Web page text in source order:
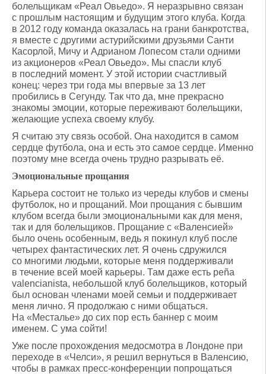
болельщикам «Реал Овьедо». Я неразрывно связан
с прошлым настоящим и будущим этого клуба. Когда
в 2012 году команда оказалась на грани банкротства,
я вместе с другими астурийскими друзьями Санти
Касорлой, Мичу и Адрианом Лопесом стали одними
из акционеров «Реал Овьедо». Мы спасли клуб
в последний момент. У этой истории счастливый
конец: через три года мы впервые за 13 лет
пробились в Сегунду. Так что да, мне прекрасно
знакомы эмоции, которые переживают болельщики,
желающие успеха своему клубу.
Я считаю эту связь особой. Она находится в самом
сердце футбола, она и есть это самое сердце. Именно
поэтому мне всегда очень трудно разрывать её.
Эмоциональные прощания
Карьера состоит не только из череды клубов и смены
футболок, но и прощаний. Мои прощания с бывшим
клубом всегда были эмоциональными как для меня,
так и для болельщиков. Прощание с «Валенсией»
было очень особенным, ведь я покинул клуб после
четырех фантастических лет. Я очень сдружился
со многими людьми, которые меня поддерживали
в течение всей моей карьеры. Там даже есть peña
valencianista, небольшой клуб болельщиков, который
был основан членами моей семьи и поддерживает
меня лично. Я продолжаю с ними общаться.
На «Месталье» до сих пор есть баннер с моим
именем. С ума сойти!
Уже после прохождения медосмотра в Лондоне при
переходе в «Челси», я решил вернуться в Валенсию,
чтобы в рамках пресс-конференции попрощаться